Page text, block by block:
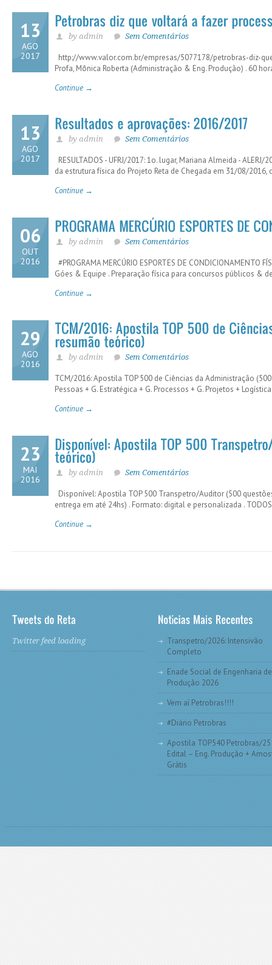
13
AGO
2017
by admin Sem Comentários
http://www.valor.com.br/empresas/5077178/petrobras-diz-
Profa, Mônica Roberta (Administração & Eng. Produção) . 60
Continue →
13
AGO
2017
by admin Sem Comentários
RESULTADOS - UFRJ/2017: 1o. lugar, Mariana Almeida -
da estrutura física do Projeto Reta de Chegada em 31/08/
Continue →
06
OUT
2016
by admin Sem Comentários
#PROGRAMA MERCÚRIO ESPORTES DE
Góes & Equipe . Preparação física para concursos públicos &
Continue →
29
AGO
2016
by admin Sem Comentários
TCM/2016: Apostila TOP 500 de Ciências da Administração
Pessoas + G. Estratégica + G. Processos + G. Projetos +
Continue →
23
MAI
2016
by admin Sem Comentários
Disponível: Apostila TOP 500 Transpetro/Auditor (500
entrega em até 24hs) . Formato: digital e personalizada .
Continue →
Twitter feed loading
Transpetro/2026: Intensivão
Completo
Enade Social de Engenharia de
Produção 2026
Vem aí Petrobras!!!!
#Diário Petrobras
Apostila TOP540 Petrobras/25
Edital – Eng. Produção +
Grátis